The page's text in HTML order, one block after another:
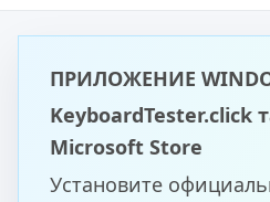
ПРИЛОЖЕНИЕ
KeyboardTester.click
Microsoft Store
Установите